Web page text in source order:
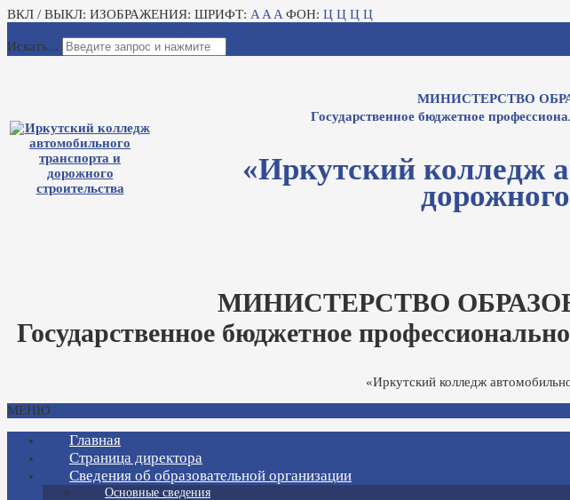
ВКЛ / ВЫКЛ: ИЗОБРАЖЕНИЯ: ШРИФТ: A A A ФОН: Ц Ц Ц Ц
Искать...
МИНИСТЕРСТВО
Государственное бюджетное
«Иркутский колледж
МИНИСТЕРСТВО
Государственное бюджетное
«Иркутский колледж
МЕНЮ
Главная
Страница директора
Сведения об образовательной организации
Основные сведения